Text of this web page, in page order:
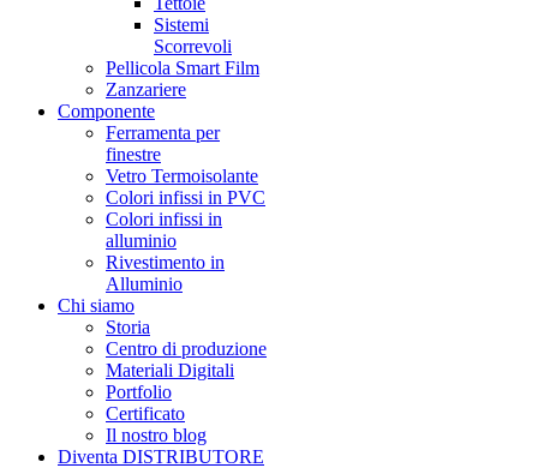
Sistemi
Scorrevoli
Pellicola Smart Film
Zanzariere
Componente
Ferramenta per
finestre
Vetro Termoisolante
Colori infissi in PVC
Colori infissi in
alluminio
Rivestimento in
Alluminio
Chi siamo
Storia
Centro di produzione
Materiali Digitali
Portfolio
Certificato
Il nostro blog
Diventa DISTRIBUTORE